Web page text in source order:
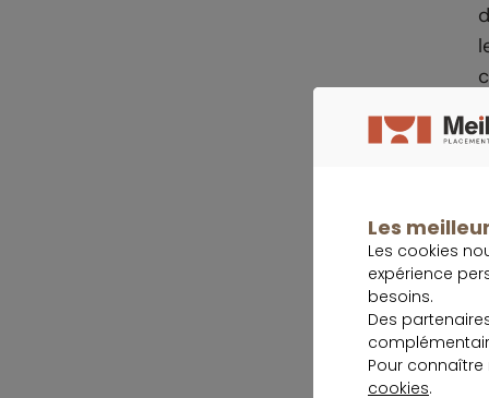
Les
Les cookies
expérience
besoins.
Des
Pour
cookies.